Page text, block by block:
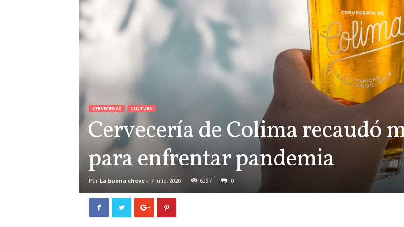
CERVECERÍAS CULTURA
Cervecería de Colima recaudó
para enfrentar pandemia
Por La buena cheve- 7 julio, 2020 6297 0